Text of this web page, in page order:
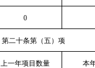
0
第二十条第（五）项
上一年项目数量 本